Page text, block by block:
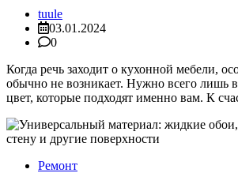
tuule
03.01.2024
0
Когда речь заходит о кухонной мебели,
обычно не возникает. Нужно всего лишь
цвет, которые подходят именно вам. К
Ремонт